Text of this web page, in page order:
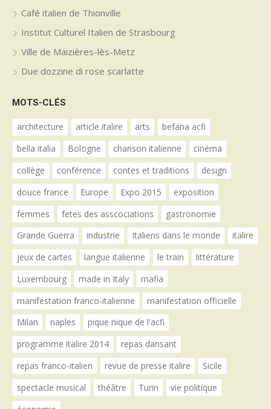
Café italien de Thionville
Institut Culturel Italien de Strasbourg
Ville de Maizières-lès-Metz
Due dozzine di rose scarlatte
MOTS-CLÉS
architecture article italire arts
befana acfi
bella italia
Bologne chanson italienne
cinéma
collège
conférence contes et traditions
design
douce france
Europe Expo 2015
exposition
femmes
fetes des asscociations
gastronomie
Grande Guerra
industrie Italiens dans le monde
italire
jeux de cartes
langue italienne le train
littérature
Luxembourg
made in Italy
mafia
manifestation franco-italienne
manifestation officielle
Milan
naples
pique nique de l'acfi
programme italire 2014
repas dansant
repas franco-italien
revue de presse italire
Sicile
spectacle musical
théâtre Turin
vie politique